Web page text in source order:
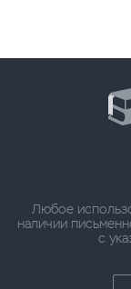
Любое
наличии
с